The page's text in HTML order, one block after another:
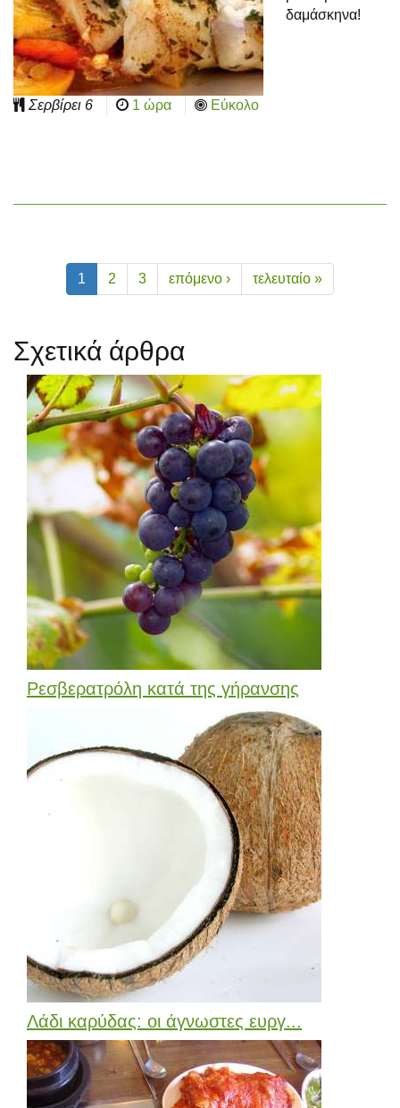
δαμάσκηνα!
Σερβίρει 6 1 ώρα Εύκολο
1 2 3 επόμενο › τελευταίο »
Σχετικά άρθρα
Ρεσβερατρόλη κατά της γήρανσης
Λάδι καρύδας: οι άγνωστες ευργ...